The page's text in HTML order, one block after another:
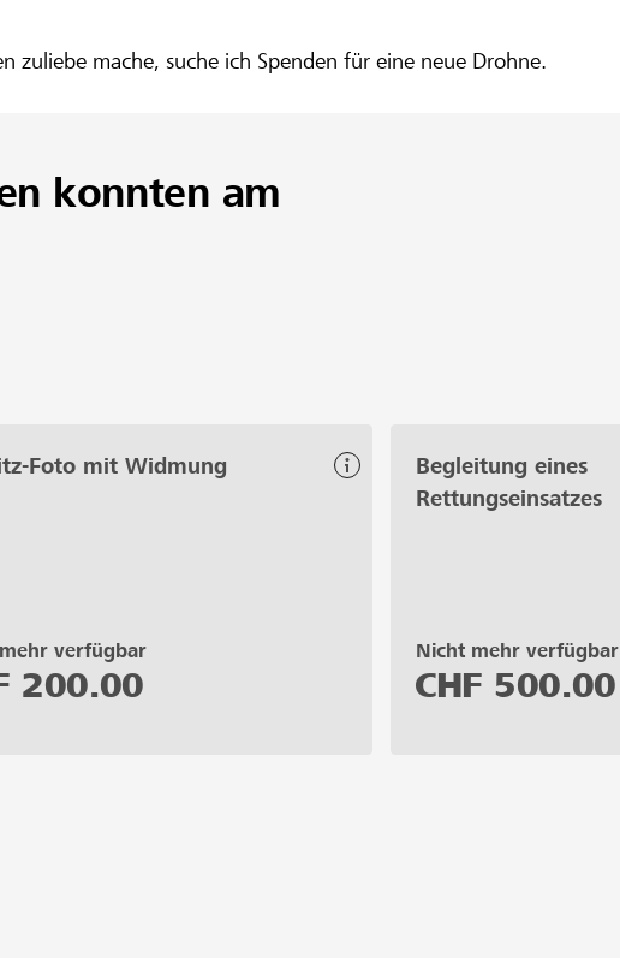
mache, suche ich Spenden für eine neue Drohne.
konnten am
Foto mit Widmung
verfügbar
200.00
Begleitung eines
Rettungseinsatzes
Nicht mehr verfügbar
CHF 500.00